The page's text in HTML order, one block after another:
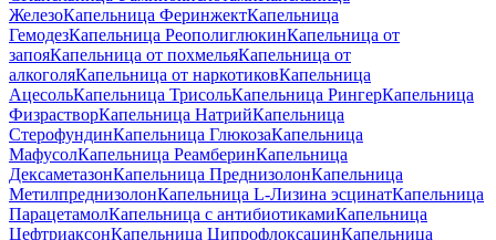
ЖелезоКапельница ФеринжектКапельница
ГемодезКапельница РеополиглюкинКапельница от
запояКапельница от похмельяКапельница от
алкоголяКапельница от наркотиковКапельница
АцесольКапельница ТрисольКапельница РингерКапельница
ФизрастворКапельница НатрийКапельница
СтерофундинКапельница ГлюкозаКапельница
МафусолКапельница РеамберинКапельница
ДексаметазонКапельница ПреднизолонКапельница
МетилпреднизолонКапельница L-Лизина эсцинатКапельница
ПарацетамолКапельница с антибиотикамиКапельница
ЦефтриаксонКапельница ЦипрофлоксацинКапельница